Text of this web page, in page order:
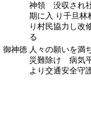
神領 没収され
期に入 り千旦林
り村民協力し
る
御神徳 人々の願いを
災難除け 病気
より交通安全守